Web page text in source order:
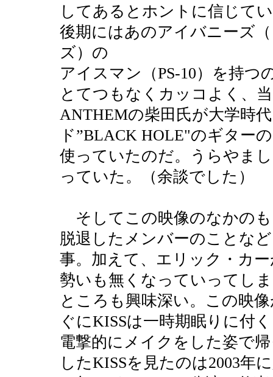
してあるとホントに信じて
後期にはあのアイバニーズ
ズ）の
アイスマン（PS-10）を持つ
とてつもなくカッコよく、
ANTHEMの柴田氏が大学時
ド”BLACK HOLE"のギター
使っていたのだ。うらやま
っていた。（余談でした）
そしてこの映像のなかの
脱退したメンバーのことな
事。加えて、エリック・カ
勢いも無くなっていってし
ところも興味深い。この映
ぐにKISSは一時期眠りに付
電撃的にメイクをした姿で
したKISSを見たのは2003年